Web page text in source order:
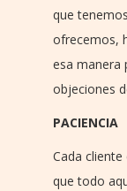
que
ofrecemos,
esa manera
objeciones
PACIENCIA
Cada
que todo